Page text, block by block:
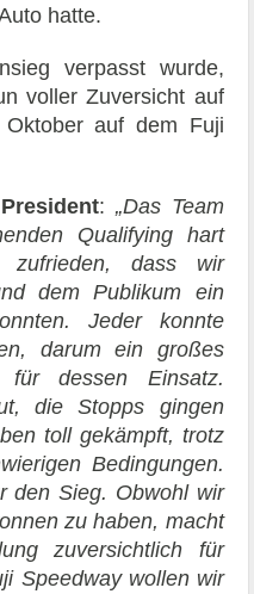
hatte.
verpasst wurde,
voller Zuversicht auf
auf dem Fuji
: „Das Team
Qualifying hart
dass wir
dem Publikum ein
Jeder konnte
darum ein großes
für dessen Einsatz.
die Stopps gingen
toll gekämpft, trotz
Bedingungen.
den Sieg. Obwohl wir
zu haben, macht
zuversichtlich für
Speedway wollen wir